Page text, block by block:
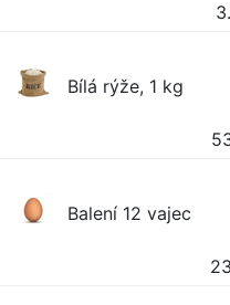
Bílá rýže, 1 kg
Balení 12 vajec